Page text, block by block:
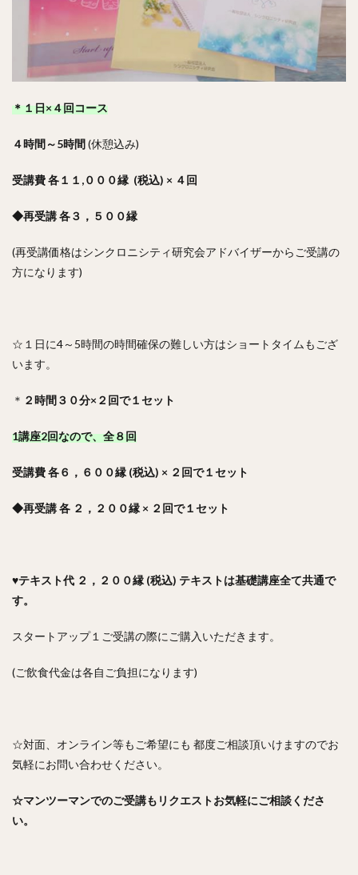
＊１日×４回コース
４時間～5時間(休憩込み)
受講費 各１１,０００縁 (税込) × ４回
◆再受講 各３，５００縁
(再受講価格はシンクロニシティ研究会アドバイザーからご受講の
方になります)
☆１日に4～5時間の時間確保の難しい方はショートタイムもござ
います。
＊ ２時間３０分×２回で１セット
1講座2回なので、全８回
受講費 各６，６００縁 (税込) × ２回で１セット
◆再受講 各 ２，２００縁 × ２回で１セット
♥️テキスト代 ２，２００縁 (税込) テキストは基礎講座全て共通で
す。
スタートアップ１ご受講の際にご購入いただきます。
(ご飲食代金は各自ご負担になります)
☆対面、オンライン等もご希望にも 都度ご相談頂いけますのでお
気軽にお問い合わせください。
☆マンツーマンでのご受講もリクエストお気軽にご相談くださ
い。